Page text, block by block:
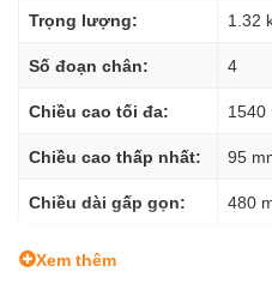
Trọng lượng: 1.32
Số đoạn chân: 4
Chiều cao tối đa: 1540
Chiều cao thấp nhất: 95
Chiều dài gấp gọn: 480
Xem thêm